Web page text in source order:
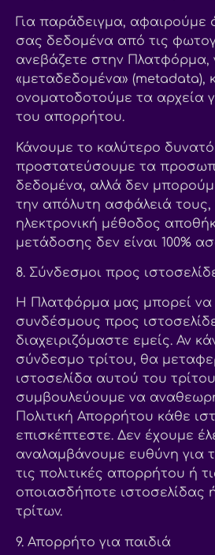
Για παράδειγμα, αφαιρούμε
σας δεδομένα από τις
ανεβάζετε στην
«μεταδεδομένα» (metadata),
ονοματοδοτούμε τα αρχεία
του απορρήτου.
Κάνουμε το καλύτερο δυνατό
προστατεύσουμε τα
δεδομένα, αλλά δεν
την απόλυτη ασφάλειά
ηλεκτρονική μέθοδος
μετάδοσης δεν είναι 100%
8. Σύνδεσμοι προς
Η Πλατφόρμα μας μπορεί να
συνδέσμους προς
διαχειριζόμαστε εμείς. Αν
σύνδεσμο τρίτου, θα
ιστοσελίδα αυτού του
συμβουλεύουμε να
Πολιτική Απορρήτου κάθε
επισκέπτεστε. Δεν έχουμε
αναλαμβάνουμε ευθύνη για
τις πολιτικές απορρήτου ή
οποιασδήποτε ιστοσελίδας
τρίτων.
9. Απορρήτο για παιδιά